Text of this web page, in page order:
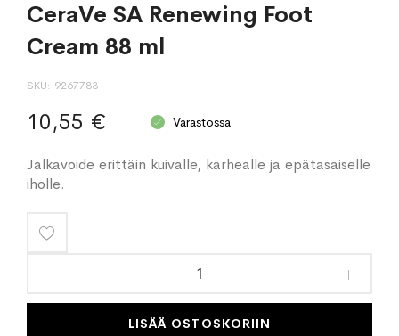
CeraVe SA Renewing Foot
Cream 88 ml
SKU 9267783
10,55 € Varastossa
Jalkavoide erittäin kuivalle, karhealle ja epätasaiselle
iholle.
toivelistaan
LISÄÄ OSTOSKORIIN